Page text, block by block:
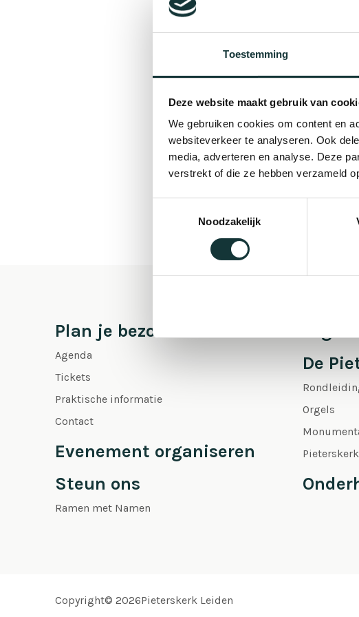
Toestemming
Deze website maakt gebruik van
We gebruiken cookies om content en
websiteverkeer te analyseren. Ook
media, adverteren en analyse. Deze
verstrekt of die ze hebben verzameld
Noodzakelijk
Plan je bezoek
Agenda
Tickets
Praktische informatie
Contact
Evenement organiseren
Steun ons
Ramen met Namen
De
Orgels
Copyright© 2026Pieterskerk Leiden